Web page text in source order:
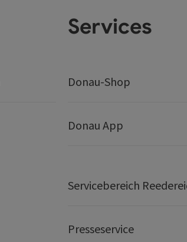
Services
Donau-Shop
Donau App
Servicebereich
Presseservice